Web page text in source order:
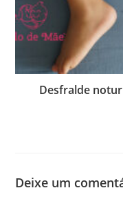
Desfralde
Deixe um